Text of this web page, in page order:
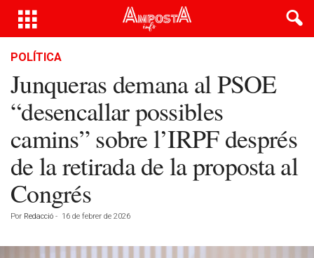
POLÍTICA
Junqueras demana al PSOE
“desencallar possibles
camins” sobre l’IRPF després
de la retirada de la proposta al
Congrés
Por Redacció - 16 de febrer de 2026